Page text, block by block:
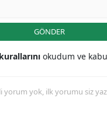
GÖNDER
okudum ve
yorum yok, ilk yorumu siz